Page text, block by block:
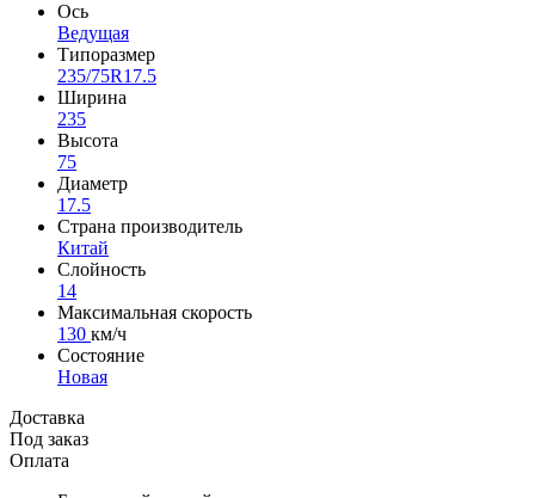
Ось
Ведущая
Типоразмер
235/75R17.5
Ширина
235
Высота
75
Диаметр
17.5
Страна производитель
Китай
Слойность
14
Максимальная скорость
130 км/ч
Состояние
Новая
Доставка
Под заказ
Оплата